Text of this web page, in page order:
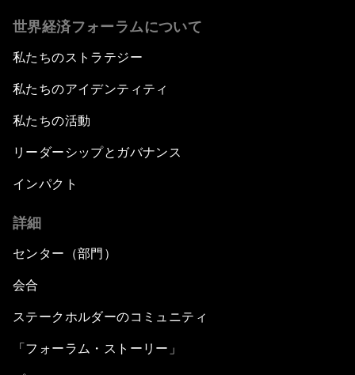
世界経済フォーラムについて
私たちのストラテジー
私たちのアイデンティティ
私たちの活動
リーダーシップとガバナンス
インパクト
詳細
センター（部門）
会合
ステークホルダーのコミュニティ
「フォーラム・ストーリー」